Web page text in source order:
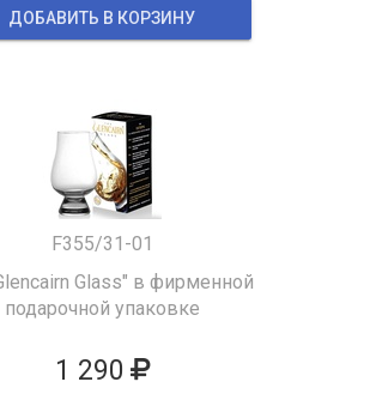
ДОБАВИТЬ В КОРЗИНУ
F355/31-01
Glass" в фирменной
подарочной упаковке
1 290